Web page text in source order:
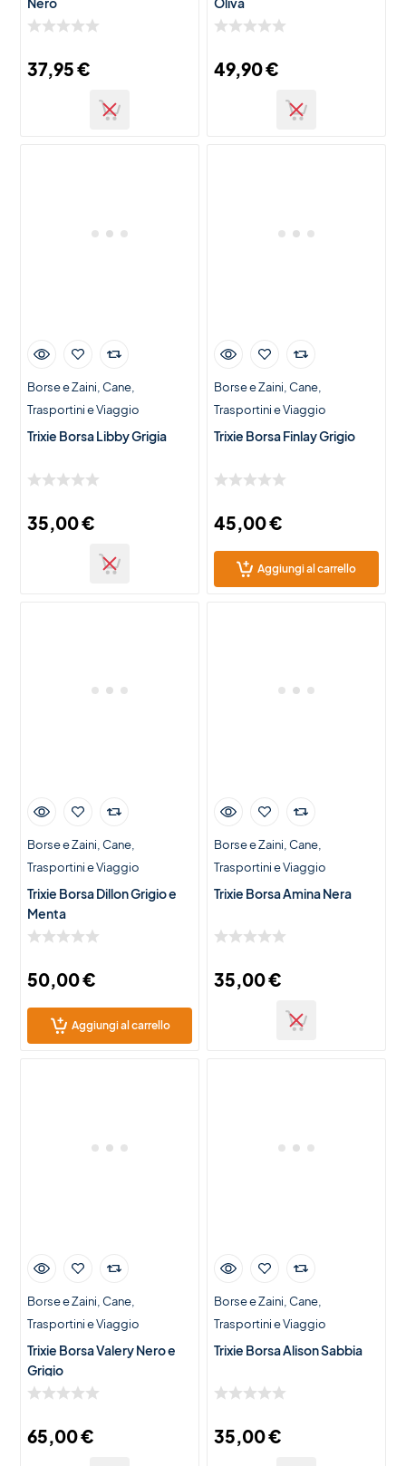
37,95€ 49,90€
Borse e Zaini Cane
Trasportini e Viaggio
Trixie Borsa Libby Grigia
35,00€
Borse e Zaini Cane
Trasportini e Viaggio
Trixie Borsa Finlay Grigio
45,00€
Aggiungi al carrello
Borse e Zaini Cane
Trasportini e Viaggio
Trixie Borsa Dillon Grigio e
Menta
50,00€
Aggiungi al carrello
Borse e Zaini Cane
Trasportini e Viaggio
Trixie Borsa Amina Nera
35,00€
Borse e Zaini Cane
Trasportini e Viaggio
Trixie Borsa Valery Nero e
Grigio
65,00€
Borse e Zaini Cane
Trasportini e Viaggio
Trixie Borsa Alison Sabbia
35,00€